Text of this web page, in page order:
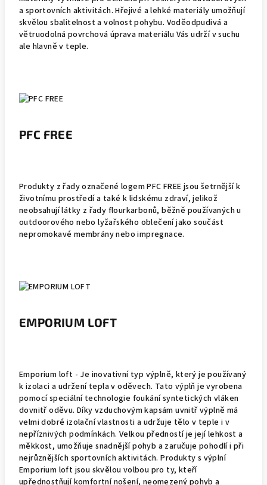
a sportovních aktivitách. Hřejivé a lehké materiály umožňují
skvělou sbalitelnost a volnost pohybu. Voděodpudivá a
větruodolná povrchová úprava materiálu Vás udrží v suchu
ale hlavně v teple.
PFC FREE
Produkty z řady označené logem PFC FREE jsou šetrnější k
životnímu prostředí a také k lidskému zdraví, jelikož
neobsahují látky z řady flourkarbonů, běžně používaných u
outdoorového nebo lyžařského oblečení jako součást
nepromokavé membrány nebo impregnace.
EMPORIUM LOFT
Emporium loft - Je inovativní typ výplně, který je používaný
k izolaci a udržení tepla v oděvech. Tato výplň je vyrobena
pomocí speciální technologie foukání syntetických vláken
dovnitř oděvu. Díky vzduchovým kapsám uvnitř výplně má
velmi dobré izolační vlastnosti a udržuje tělo v teple i v
nepříznivých podmínkách. Velkou předností je její lehkost a
měkkost, umožňuje snadnější pohyb a zaručuje pohodlí i při
nejrůznějších sportovních aktivitách. Produkty s výplní
Emporium loft jsou skvělou volbou pro ty, kteří
upřednostňují komfortní nošení, neomezený pohyb a